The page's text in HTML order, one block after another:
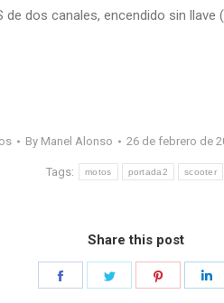
dos canales, encendido sin
By Manel Alonso 26 de febrero de
Tags: motos portada2 scooter
Share this post
Share